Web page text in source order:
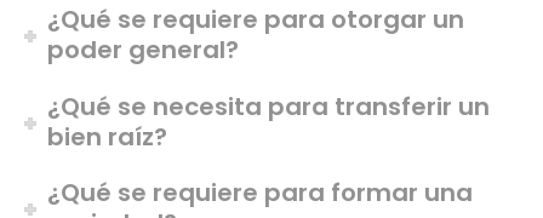
¿Qué se requiere para otorgar un
poder general?
¿Qué se necesita para transferir un
bien raíz?
¿Qué se requiere para formar una